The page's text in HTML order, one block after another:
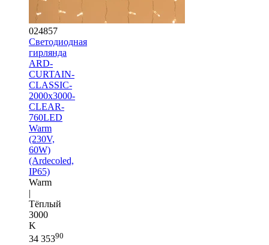
024857
Светодиодная
гирлянда
ARD-
CURTAIN-
CLASSIC-
2000x3000-
CLEAR-
760LED
Warm
(230V,
60W)
(Ardecoled,
IP65)
Warm
|
Тёплый
3000
K
34 35390